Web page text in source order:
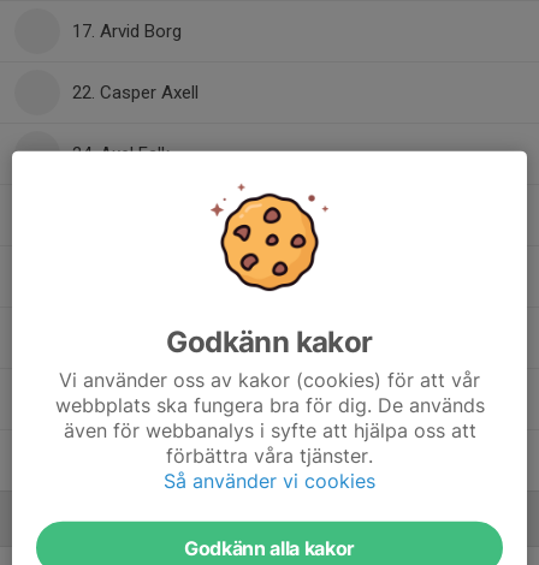
17. Arvid Borg
22. Casper Axell
24. Axel Falk
31. Benhur Naggari
Benjamin Jungbeck, P13
Hugo Bonna
Walter Tigerberg Ribbing
Ledare
Godkänn kakor
Vi använder oss av kakor (cookies) för att vår
webbplats ska fungera bra för dig. De används
även för webbanalys i syfte att hjälpa oss att
förbättra våra tjänster.
Så använder vi cookies
Godkänn alla kakor